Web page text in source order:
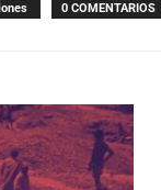
0 COMENTARIOS